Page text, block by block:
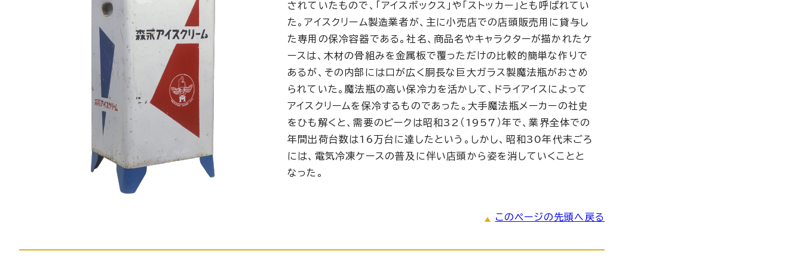
されていたもので、「アイスボックス」や「ストッカー」とも呼ばれてい
た。アイスクリーム製造業者が、主に小売店での店頭販売用に貸与し
た専用の保冷容器である。社名、商品名やキャラクターが描かれたケ
ースは、木材の骨組みを金属板で覆っただけの比較的簡単な作りで
あるが、その内部には口が広く胴長な巨大ガラス製魔法瓶がおさめ
られていた。魔法瓶の高い保冷力を活かして、ドライアイスによって
アイスクリームを保冷するものであった。大手魔法瓶メーカーの社史
をひも解くと、需要のピークは昭和32（1957）年で、業界全体での
年間出荷台数は16万台に達したという。しかし、昭和30年代末ごろ
には、電気冷凍ケースの普及に伴い店頭から姿を消していくことと
なった。
このページの先頭へ戻る